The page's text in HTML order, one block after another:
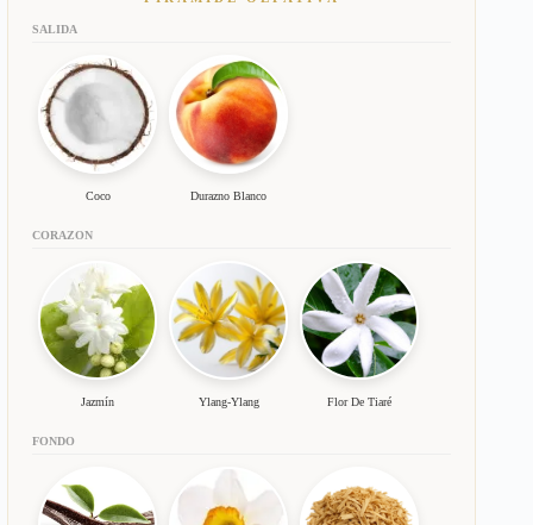
SALIDA
Coco Durazno Blanco
CORAZON
Jazmín Ylang-Ylang Flor De Tiaré
FONDO